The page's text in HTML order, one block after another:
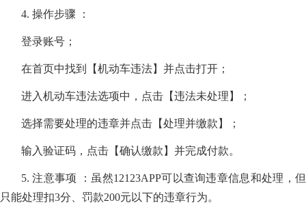
4. 操作步骤 ：
登录账号；
在首页中找到【机动车违法】并点击打开；
进入机动车违法选项中，点击【违法未处理】；
选择需要处理的违章并点击【处理并缴款】；
输入验证码，点击【确认缴款】并完成付款。
5. 注意事项 ：虽然12123APP可以查询违章信息和处理，但
只能处理扣3分、罚款200元以下的违章行为。